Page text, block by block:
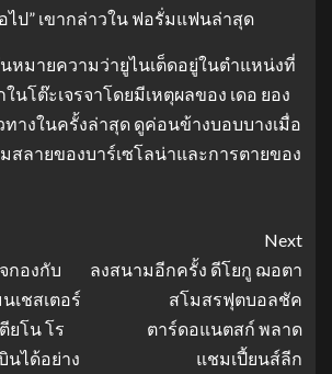
ป” เขากล่าวใน ฟอรั่มแฟนล่าสุด
หมายความว่ายูไนเต็ดอยู่ในตำแหน่งที่
นโต๊ะเจรจาโดยมีเหตุผลของ เดอ ยอง
างในครั้งล่าสุด ดูค่อนข้างบอบบางเมื่อ
สลายของบาร์เซโลน่าและการตายของ
กองกับ
เชสเตอร์
ยโน โร
นได้อย่าง
Next
ลงสนามอีกครั้ง ดีโยกู ฌอตา
สโมสรฟุตบอลชัค
ตาร์ดอแนตสก์ พลาด
แชมเปี้ยนส์ลีก